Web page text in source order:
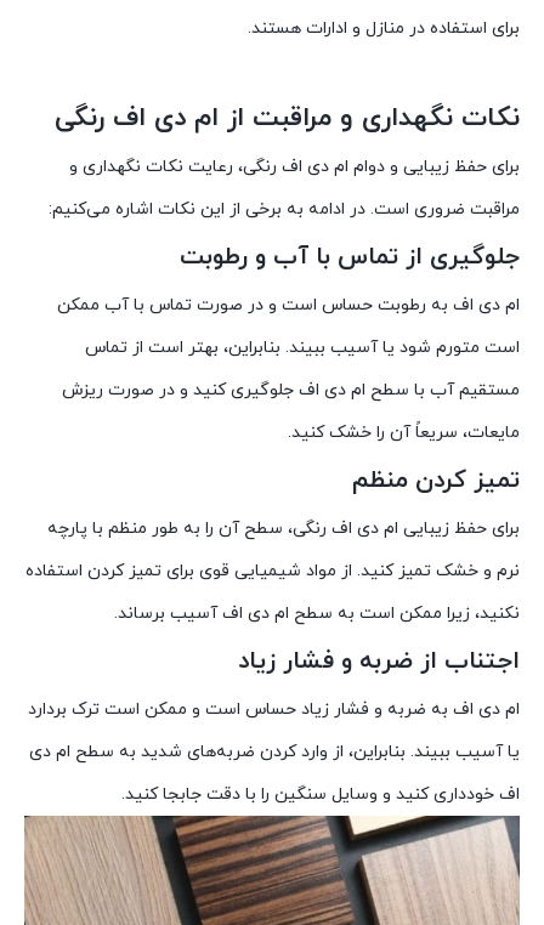
برای استفاده در منازل و ادارات هستند.
نکات نگهداری و مراقبت از ام دی اف رنگی
برای حفظ زیبایی و دوام ام دی اف رنگی، رعایت نکات نگهداری و
مراقبت ضروری است. در ادامه به برخی از این نکات اشاره می‌کنیم:
جلوگیری از تماس با آب و رطوبت
ام دی اف به رطوبت حساس است و در صورت تماس با آب ممکن
است متورم شود یا آسیب ببیند. بنابراین، بهتر است از تماس
مستقیم آب با سطح ام دی اف جلوگیری کنید و در صورت ریزش
مایعات، سریعاً آن را خشک کنید.
تمیز کردن منظم
برای حفظ زیبایی ام دی اف رنگی، سطح آن را به طور منظم با پارچه
نرم و خشک تمیز کنید. از مواد شیمیایی قوی برای تمیز کردن استفاده
نکنید، زیرا ممکن است به سطح ام دی اف آسیب برساند.
اجتناب از ضربه و فشار زیاد
ام دی اف به ضربه و فشار زیاد حساس است و ممکن است ترک بردارد
یا آسیب ببیند. بنابراین، از وارد کردن ضربه‌های شدید به سطح ام دی
اف خودداری کنید و وسایل سنگین را با دقت جابجا کنید.